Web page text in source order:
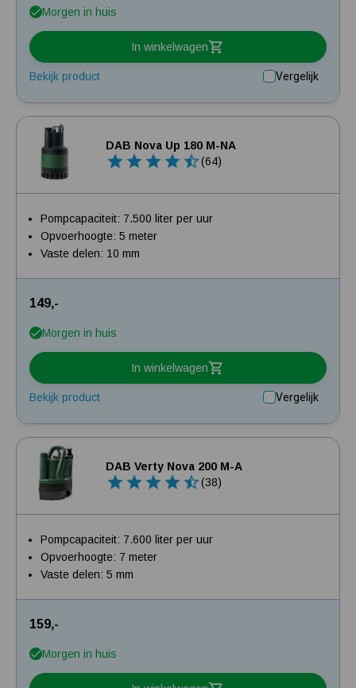
Morgen in huis
In winkelwagen
Bekijk product Vergelijk
DAB Nova Up 180 M-NA
(64)
Pompcapaciteit: 7.500 liter per uur
Opvoerhoogte: 5 meter
Vaste delen: 10 mm
149,-
Morgen in huis
In winkelwagen
Bekijk product Vergelijk
DAB Verty Nova 200 M-A
(38)
Pompcapaciteit: 7.600 liter per uur
Opvoerhoogte: 7 meter
Vaste delen: 5 mm
159,-
Morgen in huis